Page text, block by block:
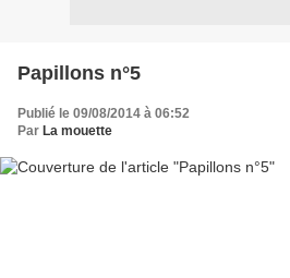
Papillons n°5
Publié le 09/08/2014 à 06:52
Par La mouette